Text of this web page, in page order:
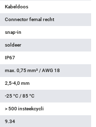
Kabeldoos
Connector femal recht
snap-in
soldeer
IP67
max. 0,75 mm² / AWG 18
2,5-4,0 mm
-25 °C / 85 °C
> 500 insteekcycli
9.34